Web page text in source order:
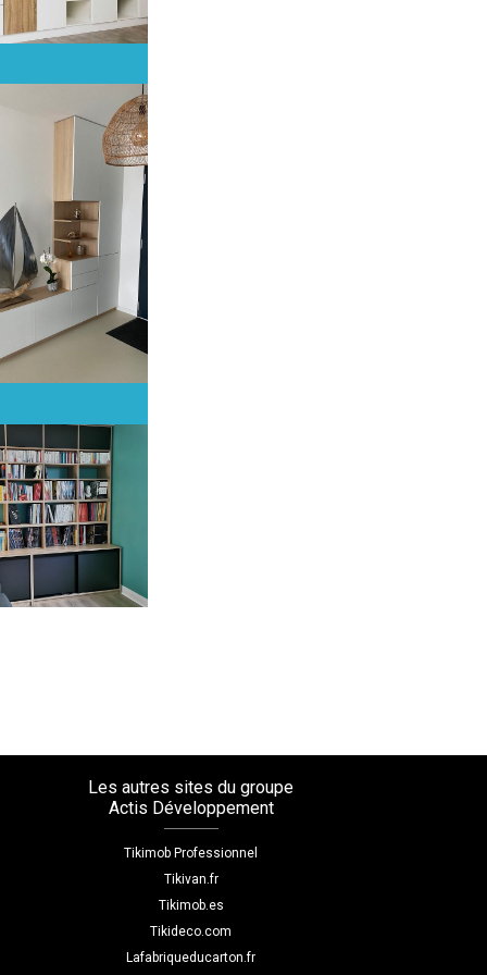
Les autres sites du groupe
Actis Développement
Tikimob Professionnel
Tikivan.fr
Tikimob.es
Tikideco.com
Lafabriqueducarton.fr